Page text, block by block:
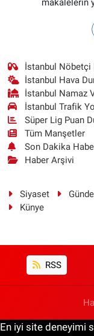
İstanbul Nöbetçi
İstanbul Hava
İstanbul Namaz
İstanbul Trafik
Süper Lig Puan
Tüm Manşetler
Son Dakika
Haber Arşivi
Siyaset
Künye
RSS
En iyi site deneyimi